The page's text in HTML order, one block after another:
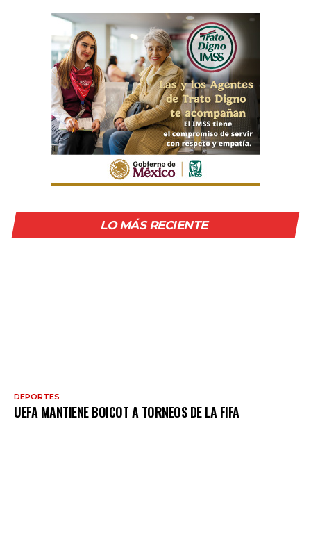
LO MÁS RECIENTE
DEPORTES
UEFA MANTIENE BOICOT A TORNEOS DE LA FIFA